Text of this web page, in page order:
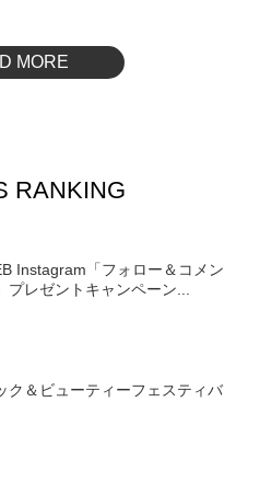
MORE
RANKING
Instagram「フォロー＆コメン
プレゼントキャンペーン...
ク＆ビューティーフェスティバ